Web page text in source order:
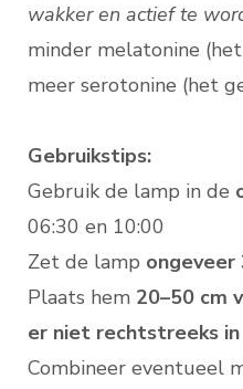
wakker en actief te
minder melatonine
meer serotonine (het
Gebruikstips:
Gebruik de lamp in de
06:30 en 10:00
Zet de lamp ongeveer
Plaats hem 20–50 cm
er niet rechtstreeks in
Combineer eventueel